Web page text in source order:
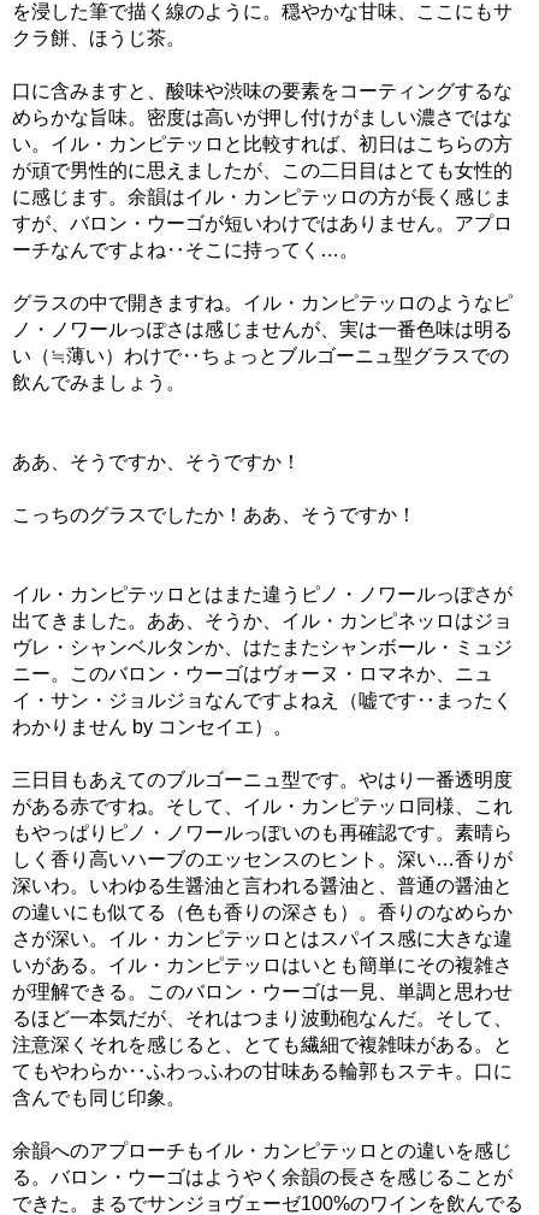
を浸した筆で描く線のように。穏やかな甘味、ここにもサ
クラ餅、ほうじ茶。
口に含みますと、酸味や渋味の要素をコーティングするな
めらかな旨味。密度は高いが押し付けがましい濃さではな
い。イル・カンピテッロと比較すれば、初日はこちらの方
が頑で男性的に思えましたが、この二日目はとても女性的
に感じます。余韻はイル・カンピテッロの方が長く感じま
すが、バロン・ウーゴが短いわけではありません。アプロ
ーチなんですよね‥そこに持ってく…。
グラスの中で開きますね。イル・カンピテッロのようなピ
ノ・ノワールっぽさは感じませんが、実は一番色味は明る
い（≒薄い）わけで‥ちょっとブルゴーニュ型グラスでの
飲んでみましょう。
ああ、そうですか、そうですか！
こっちのグラスでしたか！ああ、そうですか！
イル・カンピテッロとはまた違うピノ・ノワールっぽさが
出てきました。ああ、そうか、イル・カンピネッロはジョ
ヴレ・シャンベルタンか、はたまたシャンボール・ミュジ
ニー。このバロン・ウーゴはヴォーヌ・ロマネか、ニュ
イ・サン・ジョルジョなんですよねえ（嘘です‥まったく
わかりません by コンセイエ）。
三日目もあえてのブルゴーニュ型です。やはり一番透明度
がある赤ですね。そして、イル・カンピテッロ同様、これ
もやっぱりピノ・ノワールっぽいのも再確認です。素晴ら
しく香り高いハーブのエッセンスのヒント。深い…香りが
深いわ。いわゆる生醤油と言われる醤油と、普通の醤油と
の違いにも似てる（色も香りの深さも）。香りのなめらか
さが深い。イル・カンピテッロとはスパイス感に大きな違
いがある。イル・カンピテッロはいとも簡単にその複雑さ
が理解できる。このバロン・ウーゴは一見、単調と思わせ
るほど一本気だが、それはつまり波動砲なんだ。そして、
注意深くそれを感じると、とても繊細で複雑味がある。と
てもやわらか‥ふわっふわの甘味ある輪郭もステキ。口に
含んでも同じ印象。
余韻へのアプローチもイル・カンピテッロとの違いを感じ
る。バロン・ウーゴはようやく余韻の長さを感じることが
できた。まるでサンジョヴェーゼ100%のワインを飲んでる